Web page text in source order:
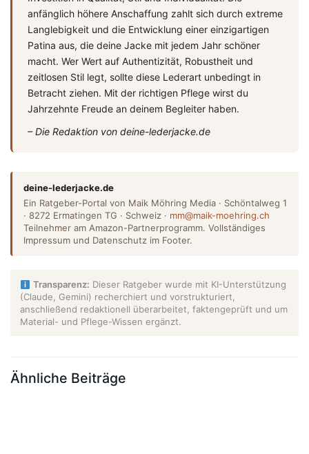
anfänglich höhere Anschaffung zahlt sich durch extreme
Langlebigkeit und die Entwicklung einer einzigartigen
Patina aus, die deine Jacke mit jedem Jahr schöner
macht. Wer Wert auf Authentizität, Robustheit und
zeitlosen Stil legt, sollte diese Lederart unbedingt in
Betracht ziehen. Mit der richtigen Pflege wirst du
Jahrzehnte Freude an deinem Begleiter haben.
– Die Redaktion von deine-lederjacke.de
deine-lederjacke.de
Ein Ratgeber-Portal von Maik Möhring Media · Schöntalweg 1
· 8272 Ermatingen TG · Schweiz · mm@maik-moehring.ch
Teilnehmer am Amazon-Partnerprogramm. Vollständiges
Impressum und Datenschutz im Footer.
Transparenz: Dieser Ratgeber wurde mit KI-Unterstützung
(Claude, Gemini) recherchiert und vorstrukturiert,
anschließend redaktionell überarbeitet, faktengeprüft und um
Material- und Pflege-Wissen ergänzt.
Ähnliche Beiträge